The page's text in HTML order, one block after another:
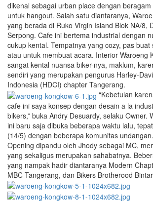
dikenal sebagai urban place dengan
untuk hangout. Salah satu diantaranya,
yang berada di Ruko Virgin Island Blok NA/8,
Serpong. Cafe ini bertema industrial dengan
cukup kental. Tempatnya yang cozy, pas
atau untuk membuat acara. Interior Waroeng
sangat kental nuansa biker-nya, maklum,
sendiri yang merupakan pengurus Harley-
Indonesia (HDCI) chapter Tangerang.
“Kebetulan
cafe ini saya konsep dengan desain a la
bikers,” buka Andry Desuardy, selaku Owner.
ini baru saja dibuka beberapa waktu lalu,
(14/5) dengan beberapa komunitas
Opening dipandu oleh Jhody sebagai MC,
yang sekaligus merupakan sahabatnya.
yang nampak hadir diantaranya Modern
MBC Tangerang, dan Bikers Brotherood